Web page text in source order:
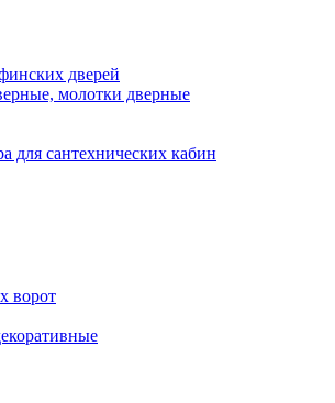
дверей
молотки дверные
для сантехнических кабин
ворот